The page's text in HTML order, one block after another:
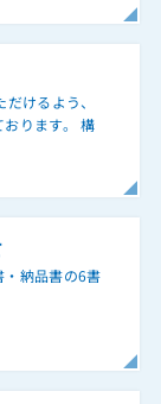
けるよう、
ります。 構
・納品書の6書